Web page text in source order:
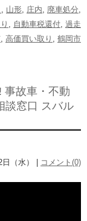
山形 庄内 廃車処分
自動車税還付 過走
高価買い取り 鶴岡市
事故車・不動
談窓口 スバル
（水） | コメント(0)